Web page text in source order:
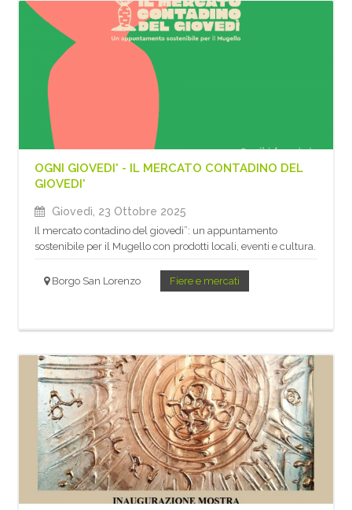
OGNI GIOVEDI' - IL MERCATO CONTADINO DEL
GIOVEDI'
Giovedì, 23 Ottobre 2025
Il mercato contadino del giovedì”: un appuntamento
sostenibile per il Mugello con prodotti locali, eventi e cultura.
Borgo San Lorenzo Fiere e mercati